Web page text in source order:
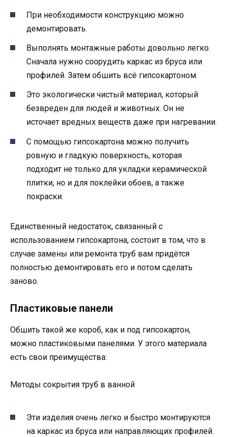
При необходимости конструкцию можно
демонтировать.
Выполнять монтажные работы довольно легко.
Сначала нужно соорудить каркас из бруса или
профилей. Затем обшить всё гипсокартоном.
Это экологически чистый материал, который
безвреден для людей и животных. Он не
источает вредных веществ даже при нагревании.
С помощью гипсокартона можно получить
ровную и гладкую поверхность, которая
подходит не только для укладки керамической
плитки, но и для поклейки обоев, а также
покраски.
Единственный недостаток, связанный с
использованием гипсокартона, состоит в том, что в
случае замены или ремонта труб вам придётся
полностью демонтировать его и потом сделать
заново.
Пластиковые панели
Обшить такой же короб, как и под гипсокартон,
можно пластиковыми панелями. У этого материала
есть свои преимущества:
Методы сокрытия труб в ванной
Эти изделия очень легко и быстро монтируются
на каркас из бруса или направляющих профилей.